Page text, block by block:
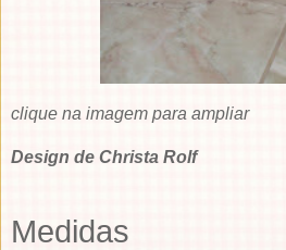
clique na imagem para ampliar
Design de Christa Rolf
Medidas